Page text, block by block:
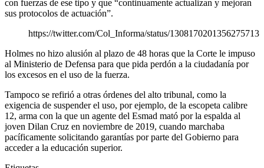
con fuerzas de ese tipo y que “continuamente actualizan y mejoran
sus protocolos de actuación”.
https://twitter.com/Col_Informa/status/1308170201356275713
Holmes no hizo alusión al plazo de 48 horas que la Corte le impuso
al Ministerio de Defensa para que pida perdón a la ciudadanía por
los excesos en el uso de la fuerza.
Tampoco se refirió a otras órdenes del alto tribunal, como la
exigencia de suspender el uso, por ejemplo, de la escopeta calibre
12, arma con la que un agente del Esmad mató por la espalda al
joven Dilan Cruz en noviembre de 2019, cuando marchaba
pacíficamente solicitando garantías por parte del Gobierno para
acceder a la educación superior.